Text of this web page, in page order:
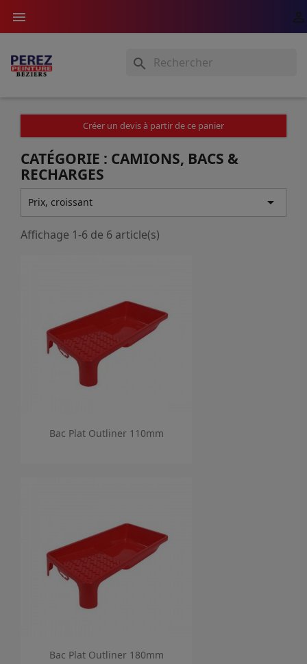
 

Créer un devis à partir de ce panier
CATÉGORIE : CAMIONS, BACS &
RECHARGES
Prix, croissant 
Affichage 1-6 de 6 article(s)
Bac Plat Outliner 110mm
Bac Plat Outliner 180mm